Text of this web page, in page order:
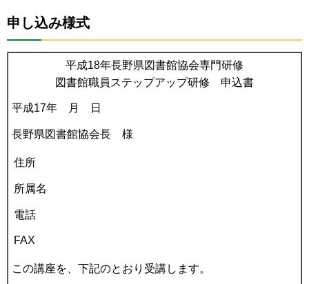
申し込み様式
平成18年長野県図書館協会専門研修
図書館職員ステップアップ研修 申込書
平成17年 月 日
長野県図書館協会長 様
住所
所属名
電話
FAX
この講座を、下記のとおり受講します。